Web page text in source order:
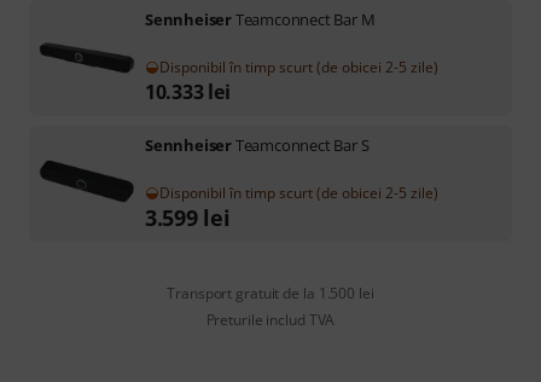
SennheiserTeamconnect Bar M
Disponibil în timp scurt (de obicei 2-5 zile)
10.333 lei
SennheiserTeamconnect Bar S
Disponibil în timp scurt (de obicei 2-5 zile)
3.599 lei
Transport gratuit de la 1.500 lei
Preturile includ TVA